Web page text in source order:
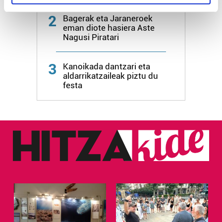
specific characteristics (fingerprinting)
Find out more about how your personal data is processed
and set your preferences in thedetails section
Guk eta gure bazkideek zure datu pertsonalak
prozesatzen ditugu, zure IP zenbakia, besteak beste,
teknologia erabiliz, cookieak adibidez, iragarki eta eduki
pertsonalizatuak eskaintzeko, iragarkiak eta edukia
neurtzeko, jendeari buruzko informazioa biltzeko eta
Bazkide batzuek ez dizute baimenik eskatzen, eta beren
interes komertzial legitimoetan babesten dira. Ikusi gure
duten interes legitimoa eta horren aurka nola egin
dezakezun ikusteko.
Lortu zure datu pertsonalak prozesatzeko moduari
2
Bagerak eta Jaraneroek
eman diote hasiera Aste
Nagusi Piratari
3
Kanoikada dantzari eta
aldarrikatzaileak piztu du
festa